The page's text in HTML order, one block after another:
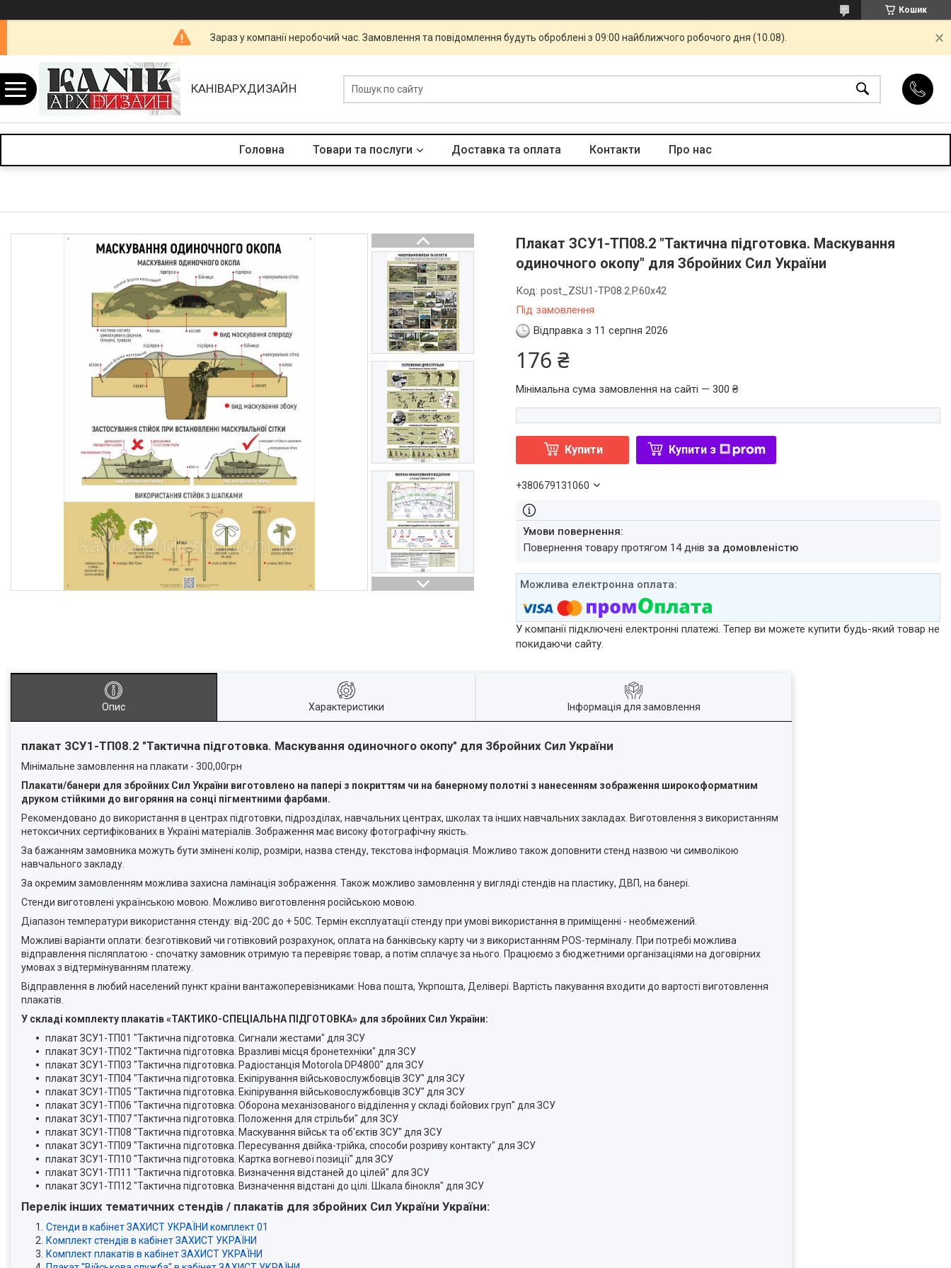
Кошик
Зараз у компанії неробочий час. Замовлення та повідомлення будуть оброблені з 09:00 найближчого робочого дня (10.08).
КАНІВАРХДИЗАЙН
Головна Товари та послуги Доставка та оплата Контакти Про нас
Плакат ЗСУ1-ТП08.2 "Тактична підготовка. Маскування
одиночного окопу" для Збройних Сил України
Під замовлення
Код:post_ZSU1-TP08.2.P.60x42
Відправка з 11 серпня 2026
176 ₴
Мінімальна сума замовлення на сайті — 300 ₴
Купити Купити з
+380679131060
повернення товару протягом 14 днівза домовленістю
У компанії підключені електронні платежі. Тепер ви можете купити будь-який товар не
покидаючи сайту.
Опис Характеристики Інформація для замовлення
плакат ЗСУ1-ТП08.2 "Тактична підготовка. Маскування одиночного окопу" для Збройних Сил України
Мінімальне замовлення на плакати - 300,00грн
Плакати/банери для збройних Сил України виготовлено на папері з покриттям чи на банерному полотні з нанесенням зображення широкоформатним
друком стійкими до вигоряння на сонці пігментними фарбами.
Рекомендовано до використання в центрах підготовки, підрозділах, навчальних центрах, школах та інших навчальних закладах. Виготовлення з використанням
нетоксичних сертифікованих в Україні матеріалів. Зображення має високу фотографічну якість.
За бажанням замовника можуть бути змінені колір, розміри, назва стенду, текстова інформація. Можливо також доповнити стенд назвою чи символікою
навчального закладу.
За окремим замовленням можлива захисна ламінація зображення. Також можливо замовлення у вигляді стендів на пластику, ДВП, на банері.
Стенди виготовлені українською мовою. Можливо виготовлення російською мовою.
Діапазон температури використання стенду: від-20С до + 50С. Термін експлуатації стенду при умові використання в приміщенні - необмежений.
Можливі варіанти оплати: безготівковий чи готівковий розрахунок, оплата на банківську карту чи з використанням POS-терміналу. При потребі можлива
відправлення післяплатою - спочатку замовник отримую та перевіряє товар, а потім сплачує за нього. Працюємо з бюджетними організаціями на договірних
умовах з відтермінуванням платежу.
Відправлення в любий населений пункт країни вантажоперевізниками: Нова пошта, Укрпошта, Делівері. Вартість пакування входити до вартості виготовлення
плакатів.
У складі комплекту плакатів «ТАКТИКО-СПЕЦІАЛЬНА ПІДГОТОВКА» для збройних Сил України:
плакат ЗСУ1-ТП01 "Тактична підготовка. Сигнали жестами" для ЗСУ
плакат ЗСУ1-ТП02 "Тактична підготовка. Вразливі місця бронетехніки" для ЗСУ
плакат ЗСУ1-ТП03 "Тактична підготовка. Радіостанція Motorola DP4800" для ЗСУ
плакат ЗСУ1-ТП04 "Тактична підготовка. Екіпірування військовослужбовців ЗСУ" для ЗСУ
плакат ЗСУ1-ТП05 "Тактична підготовка. Екіпірування військовослужбовців ЗСУ" для ЗСУ
плакат ЗСУ1-ТП06 "Тактична підготовка. Оборона механізованого відділення у складі бойових груп" для ЗСУ
плакат ЗСУ1-ТП07 "Тактична підготовка. Положення для стрільби" для ЗСУ
плакат ЗСУ1-ТП08 "Тактична підготовка. Маскування військ та об'єктів ЗСУ" для ЗСУ
плакат ЗСУ1-ТП09 "Тактична підготовка. Пересування двійка-трійка, способи розриву контакту" для ЗСУ
плакат ЗСУ1-ТП10 "Тактична підготовка. Картка вогневої позиції" для ЗСУ
плакат ЗСУ1-ТП11 "Тактична підготовка. Визначення відстаней до цілей" для ЗСУ
плакат ЗСУ1-ТП12 "Тактична підготовка. Визначення відстані до цілі. Шкала бінокля" для ЗСУ
Перелік інших тематичних стендів / плакатів для збройних Сил України України:
Стенди в кабінет ЗАХИСТ УКРАЇНИ комплект 01
Комплект стендів в кабінет ЗАХИСТ УКРАЇНИ
Комплект плакатів в кабінет ЗАХИСТ УКРАЇНИ